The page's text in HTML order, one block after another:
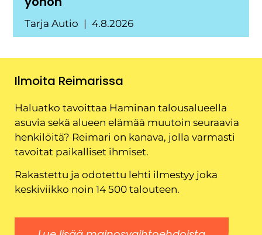
Tarja Autio 4.8.2026
Ilmoita Reimarissa
Haluatko tavoittaa Haminan talousalueella
asuvia sekä alueen elämää muutoin seuraavia
henkilöitä? Reimari on kanava, jolla varmasti
tavoitat paikalliset ihmiset.
Rakastettu ja odotettu lehti ilmestyy joka
keskiviikko noin 14 500 talouteen.